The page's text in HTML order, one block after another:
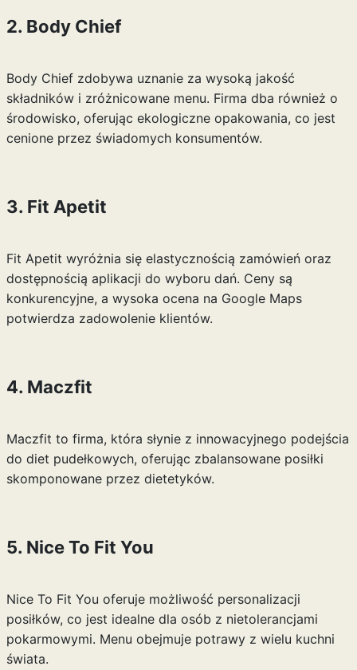
2. Body Chief
Body Chief zdobywa uznanie za wysoką jakość
składników i zróżnicowane menu. Firma dba również o
środowisko, oferując ekologiczne opakowania, co jest
cenione przez świadomych konsumentów.
3. Fit Apetit
Fit Apetit wyróżnia się elastycznością zamówień oraz
dostępnością aplikacji do wyboru dań. Ceny są
konkurencyjne, a wysoka ocena na Google Maps
potwierdza zadowolenie klientów.
4. Maczfit
Maczfit to firma, która słynie z innowacyjnego podejścia
do diet pudełkowych, oferując zbalansowane posiłki
skomponowane przez dietetyków.
5. Nice To Fit You
Nice To Fit You oferuje możliwość personalizacji
posiłków, co jest idealne dla osób z nietolerancjami
pokarmowymi. Menu obejmuje potrawy z wielu kuchni
świata.